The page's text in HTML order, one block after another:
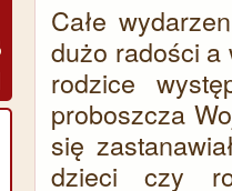
Całe
dużo radości a
rodzice
proboszcza
się
dzieci czy